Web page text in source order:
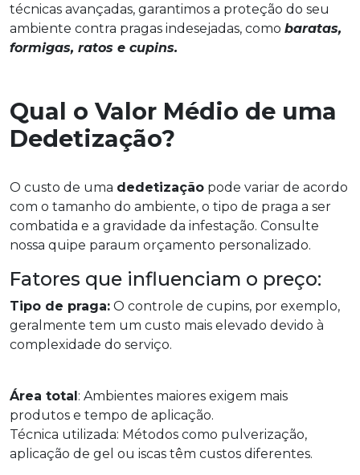
técnicas avançadas, garantimos a proteção do seu
ambiente contra pragas indesejadas, como baratas,
formigas, ratos e cupins.
Qual o Valor Médio de uma
Dedetização?
O custo de uma dedetização pode variar de acordo
com o tamanho do ambiente, o tipo de praga a ser
combatida e a gravidade da infestação. Consulte
nossa quipe paraum orçamento personalizado.
Fatores que influenciam o preço:
Tipo de praga: O controle de cupins, por exemplo,
geralmente tem um custo mais elevado devido à
complexidade do serviço.
Área total: Ambientes maiores exigem mais
produtos e tempo de aplicação.
Técnica utilizada: Métodos como pulverização,
aplicação de gel ou iscas têm custos diferentes.